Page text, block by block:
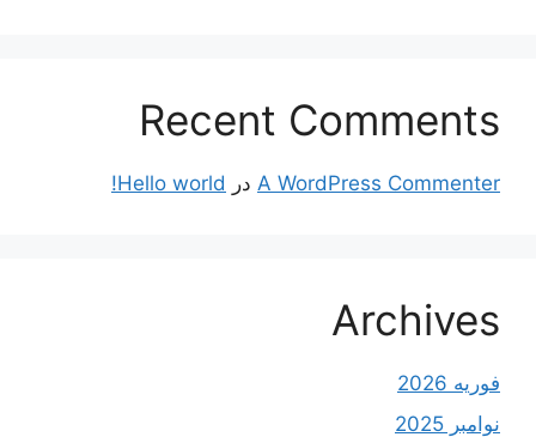
Recent Comments
A WordPress Commenter در Hello world!
Archives
فوریه 2026
نوامبر 2025